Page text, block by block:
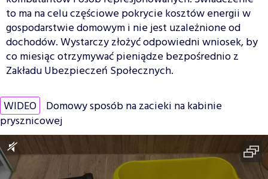
to ma na celu częściowe pokrycie kosztów energii w
gospodarstwie domowym i nie jest uzależnione od
dochodów. Wystarczy złożyć odpowiedni wniosek, by
co miesiąc otrzymywać pieniądze bezpośrednio z
Zakładu Ubezpieczeń Społecznych.
WIDEO Domowy sposób na zacieki na kabinie
prysznicowej